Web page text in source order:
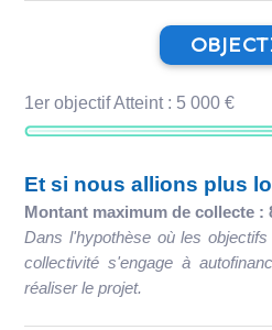
1er objectif Atteint : 5 000 €
Et si nous allions plus
Montant maximum de collecte :
Dans l'hypothèse où les
collectivité s'engage à
réaliser le projet.